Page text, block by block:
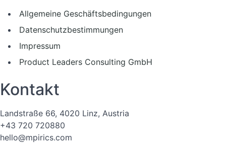
Allgemeine Geschäftsbedingungen
Datenschutzbestimmungen
Impressum
Product Leaders Consulting GmbH
Kontakt
Landstraße 66, 4020 Linz, Austria
+43 720 720880
hello@mpirics.com